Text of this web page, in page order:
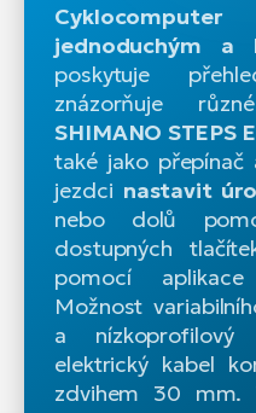
jednoduchým a
poskytuje
znázorňuje různé
SHIMANO STEPS
také jako přepínač
jezdci nastavit
nebo dolů
dostupných
pomocí aplikace
Možnost
a nízkoprofilový
elektrický kabel
zdvihem 30 mm.